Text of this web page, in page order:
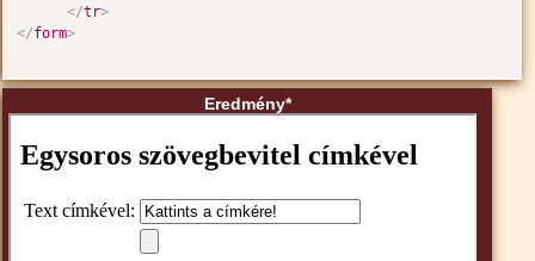
</tr>
</form>
Eredmény*